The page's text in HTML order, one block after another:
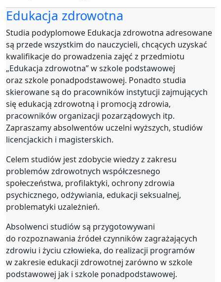
Edukacja zdrowotna
Studia podyplomowe Edukacja zdrowotna adresowane
są przede wszystkim do nauczycieli, chcących uzyskać
kwalifikacje do prowadzenia zajęć z przedmiotu
„Edukacja zdrowotna” w szkole podstawowej
oraz szkole ponadpodstawowej. Ponadto studia
skierowane są do pracowników instytucji zajmujących
się edukacją zdrowotną i promocją zdrowia,
pracowników organizacji pozarządowych itp.
Zapraszamy absolwentów uczelni wyższych, studiów
licencjackich i magisterskich.
Celem studiów jest zdobycie wiedzy z zakresu
problemów zdrowotnych współczesnego
społeczeństwa, profilaktyki, ochrony zdrowia
psychicznego, odżywiania, edukacji seksualnej,
problematyki uzależnień.
Absolwenci studiów są przygotowywani
do rozpoznawania źródeł czynników zagrażających
zdrowiu i życiu człowieka, do realizacji programów
w zakresie edukacji zdrowotnej zarówno w szkole
podstawowej jak i szkole ponadpodstawowej.